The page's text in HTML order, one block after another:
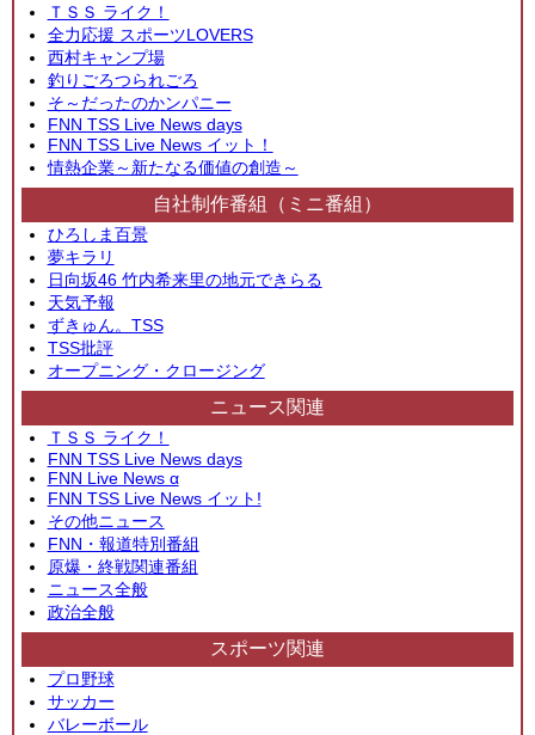
ＴＳＳ ライク！
全力応援 スポーツLOVERS
西村キャンプ場
釣りごろつられごろ
そ～だったのかンパニー
FNN TSS Live News days
FNN TSS Live News イット！
情熱企業～新たなる価値の創造～
自社制作番組（ミニ番組）
ひろしま百景
夢キラリ
日向坂46 竹内希来里の地元できらる
天気予報
ずきゅん。TSS
TSS批評
オープニング・クロージング
ニュース関連
ＴＳＳ ライク！
FNN TSS Live News days
FNN Live News α
FNN TSS Live News イット!
その他ニュース
FNN・報道特別番組
原爆・終戦関連番組
ニュース全般
政治全般
スポーツ関連
プロ野球
サッカー
バレーボール